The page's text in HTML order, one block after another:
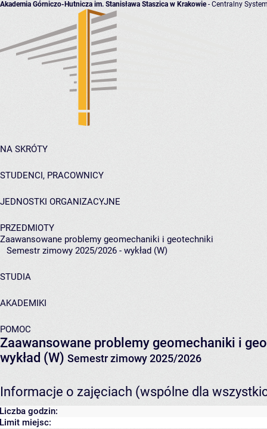
Akademia Górniczo-Hutnicza im. Stanisława Staszica w Krakowie- Centralny
NA SKRÓTY
STUDENCI, PRACOWNICY
JEDNOSTKI ORGANIZACYJNE
PRZEDMIOTY
Zaawansowane problemy geomechaniki i geotechniki
Semestr zimowy 2025/2026 - wykład (W)
STUDIA
AKADEMIKI
POMOC
Zaawansowane problemy geomechaniki i
wykład (W) Semestr zimowy 2025/2026
Informacje o zajęciach (wspólne dla
Liczba godzin:
Limit miejsc: